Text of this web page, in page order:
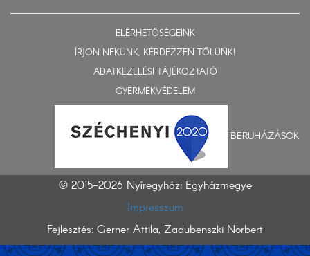
ELÉRHETŐSÉGEINK
ÍRJON NEKÜNK, KÉRDEZZEN TŐLÜNK!
ADATKEZELÉSI TÁJÉKOZTATÓ
GYERMEKVÉDELEM
BERUHÁZÁSOK
© 2015-2026 Nyíregyházi Egyházmegye
Impresszum
Fejlesztés: Gerner Attila, Zadubenszki Norbert